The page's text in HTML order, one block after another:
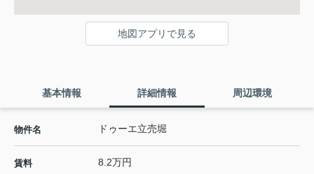
地図アプリで見る
基本情報 詳細情報 周辺環境
物件名 ドゥーエ立売堀
賃料 8.2万円